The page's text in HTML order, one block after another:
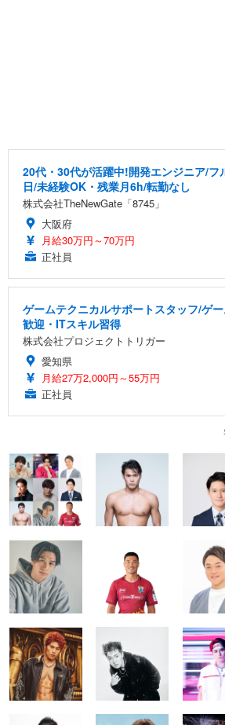
20代・30代が活躍中!開発エンジニア/フ
日/未経験OK・残業月6h/転勤なし
株式会社TheNewGate「8745」
大阪府
月給30万円～70万円
正社員
ゲームテクニカルサポートスタッフ/ゲ
歓迎・ITスキル習得
株式会社プロジェクトトリガー
愛知県
月給27万2,000円～55万円
正社員